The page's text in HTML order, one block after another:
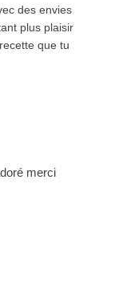
des envies
plus plaisir
que tu
merci